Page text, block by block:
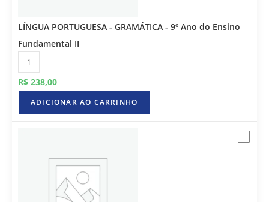
LÍNGUA PORTUGUESA - GRAMÁTICA - 9º Ano do Ensino
Fundamental II
R$ 238,00
ADICIONAR AO CARRINHO